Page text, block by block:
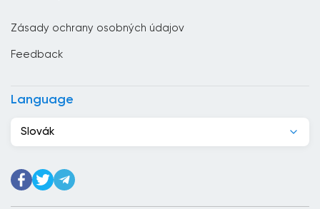
Cyprus
Dánsko
Ekvádor
Zásady ochrany osobných údajov
Feedback
Language
Slovák